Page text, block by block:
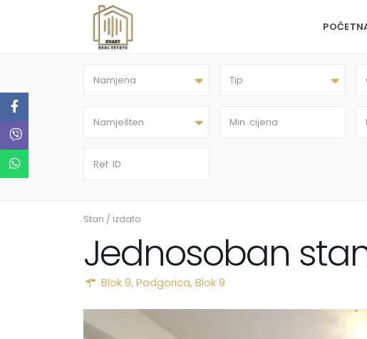
Namjena Tip
Namješten
Stan / izdato
Jednosoban
Blok 9,Podgorica,Blok 9